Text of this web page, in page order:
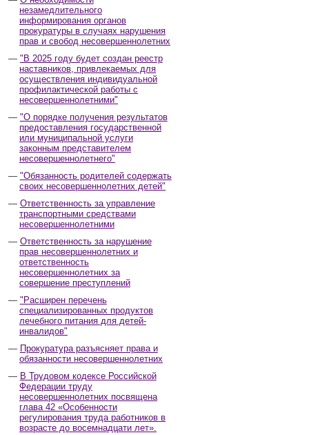
незамедлительного
информирования органов
прокуратуры в случаях нарушения
прав и свобод несовершеннолетних
"В 2025 году будет создан реестр
наставников, привлекаемых для
осуществления индивидуальной
профилактической работы с
несовершеннолетними"
"О порядке получения результатов
предоставления государственной
или муниципальной услуги
законным представителем
несовершеннолетнего"
"Обязанность родителей содержать
своих несовершеннолетних детей"
Ответственность за управление
транспортными средствами
несовершеннолетними
Ответственность за нарушение
прав несовершеннолетних и
ответственность
несовершеннолетних за
совершение преступлений
"Расширен перечень
специализированных продуктов
лечебного питания для детей-
инвалидов"
Прокуратура разъясняет права и
обязанности несовершеннолетних
В Трудовом кодексе Российской
Федерации труду
несовершеннолетних посвящена
глава 42 «Особенности
регулирования труда работников в
возрасте до восемнадцати лет».